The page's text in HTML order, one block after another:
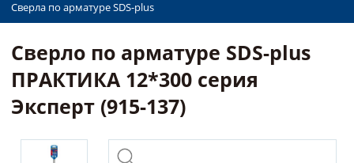
Сверла по арматуре SDS-plus
Сверло по арматуре SDS-plus
ПРАКТИКА 12*300 серия
Эксперт (915-137)